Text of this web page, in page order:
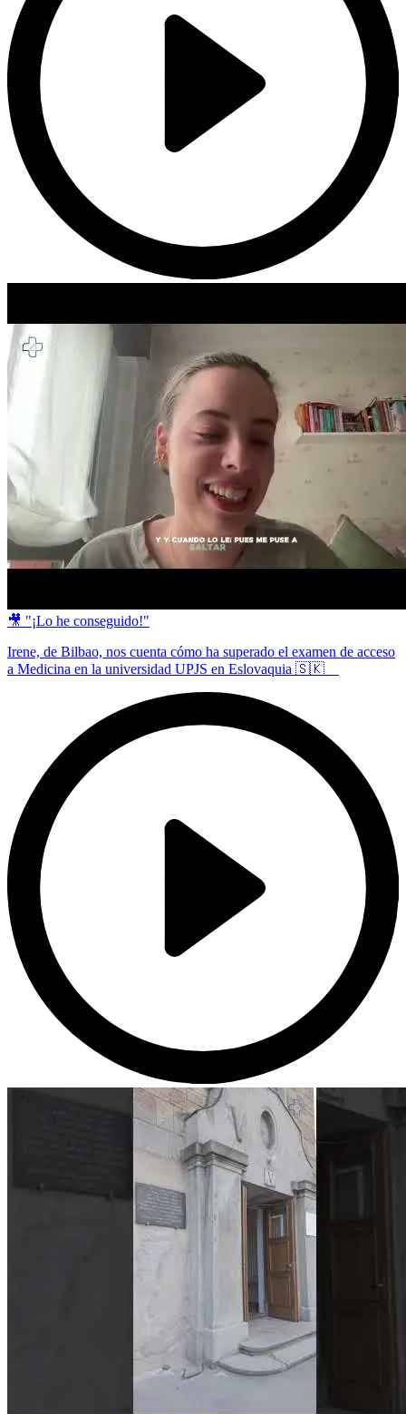
🎥 "¡Lo he conseguido!"
Irene, de Bilbao, nos cuenta cómo ha superado el examen de acceso
a Medicina en la universidad UPJS en Eslovaquia 🇸🇰 ⠀